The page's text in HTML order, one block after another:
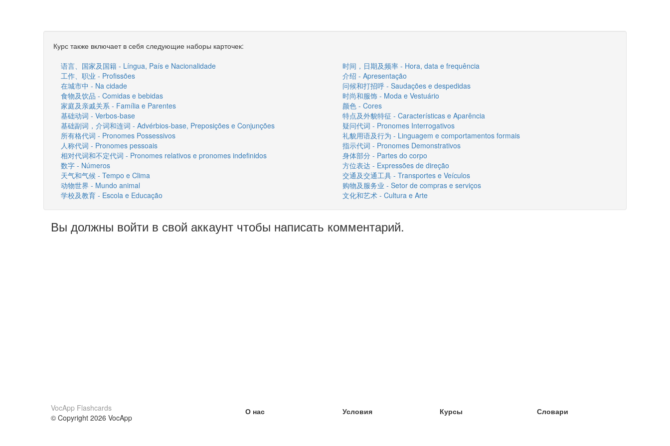
Курс также включает в себя следующие наборы карточек:
语言、国家及国籍 - Língua, País e Nacionalidade
时间，日期及频率 - Hora, data e frequência
工作、职业 - Profissões
介绍 - Apresentação
在城市中 - Na cidade
问候和打招呼 - Saudações e despedidas
食物及饮品 - Comidas e bebidas
时尚和服饰 - Moda e Vestuário
家庭及亲戚关系 - Família e Parentes
颜色 - Cores
基础动词 - Verbos-base
特点及外貌特征 - Características e Aparência
基础副词，介词和连词 - Advérbios-base, Preposições e Conjunções
疑问代词 - Pronomes Interrogativos
所有格代词 - Pronomes Possessivos
礼貌用语及行为 - Linguagem e comportamentos formais
人称代词 - Pronomes pessoais
指示代词 - Pronomes Demonstrativos
相对代词和不定代词 - Pronomes relativos e pronomes indefinidos
身体部分 - Partes do corpo
数字 - Números
方位表达 - Expressões de direção
天气和气候 - Tempo e Clima
交通及交通工具 - Transportes e Veículos
动物世界 - Mundo animal
购物及服务业 - Setor de compras e serviços
学校及教育 - Escola e Educação
文化和艺术 - Cultura e Arte
Вы должны войти в свой аккаунт чтобы написать комментарий.
VocApp Flashcards
© Copyright 2026 VocApp
О нас
Условия
Курсы
Словари